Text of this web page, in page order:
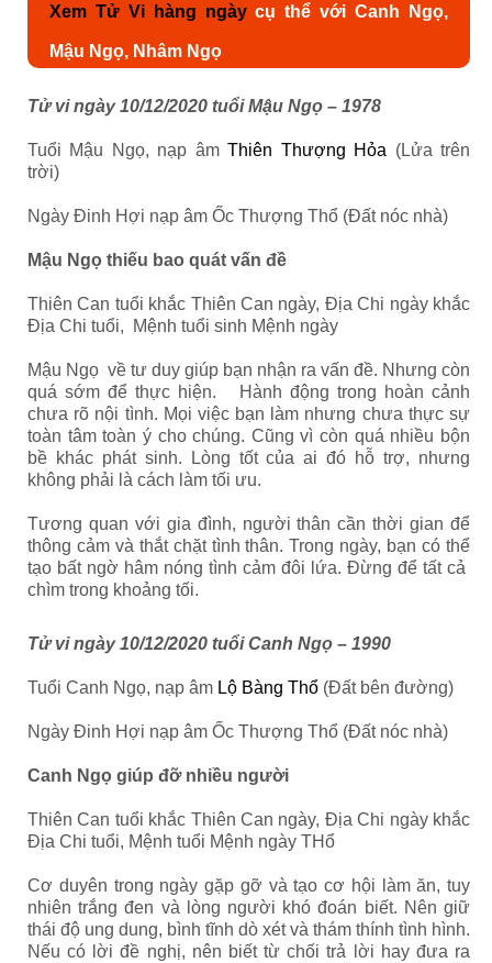
Xem Tử Vi hàng ngàycụ thể với Canh Ngọ,
Mậu Ngọ, Nhâm Ngọ
Tử vi ngày 10/12/2020 tuổi Mậu Ngọ – 1978
Tuổi Mậu Ngọ, nạp âmThiên Thượng Hỏa (Lửa trên
trời)
Ngày Đinh Hợi nạp âm Ốc Thượng Thổ (Đất nóc nhà)
Mậu Ngọ thiếu bao quát vấn đề
Thiên Can tuổi khắc Thiên Can ngày, Địa Chi ngày khắc
Địa Chi tuổi, Mệnh tuổi sinh Mệnh ngày
Mậu Ngọ về tư duy giúp bạn nhận ra vấn đề. Nhưng còn
quá sớm để thực hiện. Hành động trong hoàn cảnh
chưa rõ nội tình. Mọi việc bạn làm nhưng chưa thực sự
toàn tâm toàn ý cho chúng. Cũng vì còn quá nhiều bộn
bề khác phát sinh. Lòng tốt của ai đó hỗ trợ, nhưng
không phải là cách làm tối ưu.
Tương quan với gia đình, người thân cần thời gian để
thông cảm và thắt chặt tình thân. Trong ngày, bạn có thể
tạo bất ngờ hâm nóng tình cảm đôi lứa. Đừng để tất cả
chìm trong khoảng tối.
Tử vi ngày 10/12/2020 tuổi Canh Ngọ – 1990
Tuổi Canh Ngọ, nạp âm Lộ Bàng Thổ (Đất bên đường)
Ngày Đinh Hợi nạp âm Ốc Thượng Thổ (Đất nóc nhà)
Canh Ngọ giúp đỡ nhiều người
Thiên Can tuổi khắc Thiên Can ngày, Địa Chi ngày khắc
Địa Chi tuổi, Mệnh tuổi Mệnh ngày THổ
Cơ duyên trong ngày gặp gỡ và tạo cơ hội làm ăn, tuy
nhiên trắng đen và lòng người khó đoán biết. Nên giữ
thái độ ung dung, bình tĩnh dò xét và thám thính tình hình.
Nếu có lời đề nghị, nên biết từ chối trả lời hay đưa ra